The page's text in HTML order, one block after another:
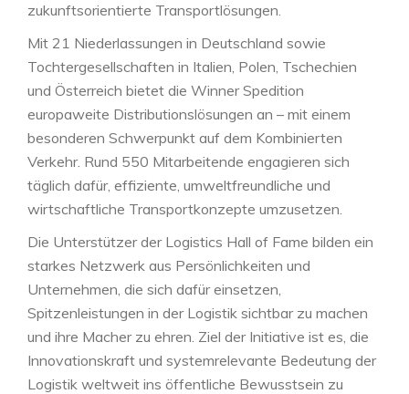
zukunftsorientierte Transportlösungen.
Mit 21 Niederlassungen in Deutschland sowie
Tochtergesellschaften in Italien, Polen, Tschechien
und Österreich bietet die Winner Spedition
europaweite Distributionslösungen an – mit einem
besonderen Schwerpunkt auf dem Kombinierten
Verkehr. Rund 550 Mitarbeitende engagieren sich
täglich dafür, effiziente, umweltfreundliche und
wirtschaftliche Transportkonzepte umzusetzen.
Die Unterstützer der Logistics Hall of Fame bilden ein
starkes Netzwerk aus Persönlichkeiten und
Unternehmen, die sich dafür einsetzen,
Spitzenleistungen in der Logistik sichtbar zu machen
und ihre Macher zu ehren. Ziel der Initiative ist es, die
Innovationskraft und systemrelevante Bedeutung der
Logistik weltweit ins öffentliche Bewusstsein zu